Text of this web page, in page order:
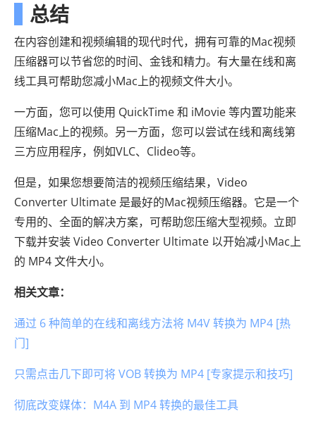
总结
在内容创建和视频编辑的现代时代，拥有可靠的Mac视频
压缩器可以节省您的时间、金钱和精力。有大量在线和离
线工具可帮助您减小Mac上的视频文件大小。
一方面，您可以使用 QuickTime 和 iMovie 等内置功能来
压缩Mac上的视频。另一方面，您可以尝试在线和离线第
三方应用程序，例如VLC、Clideo等。
但是，如果您想要简洁的视频压缩结果，Video
Converter Ultimate 是最好的Mac视频压缩器。它是一个
专用的、全面的解决方案，可帮助您压缩大型视频。立即
下载并安装 Video Converter Ultimate 以开始减小Mac上
的 MP4 文件大小。
相关文章：
通过 6 种简单的在线和离线方法将 M4V 转换为 MP4 [热
门]
只需点击几下即可将 VOB 转换为 MP4 [专家提示和技巧]
彻底改变媒体：M4A 到 MP4 转换的最佳工具